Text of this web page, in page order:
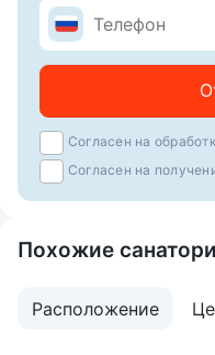
Согласен на
Согласен на
Похожие
Расположение